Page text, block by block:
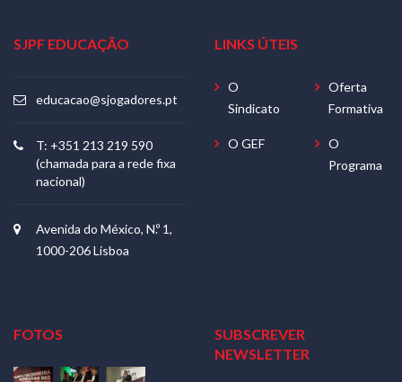
SJPF EDUCAÇÃO
educacao@sjogadores.pt
T: +351 213 219 590
(chamada para a rede fixa
nacional)
Avenida do México, N.º 1,
1000-206 Lisboa
LINKS ÚTEIS
O
Sindicato
O GEF
Oferta
Formativa
O
Programa
FOTOS
SUBSCREVER
NEWSLETTER